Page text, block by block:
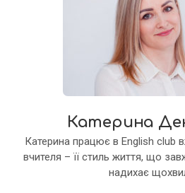
Катерина
Катерина працює в English club
вчителя – її стиль життя, що
надихає